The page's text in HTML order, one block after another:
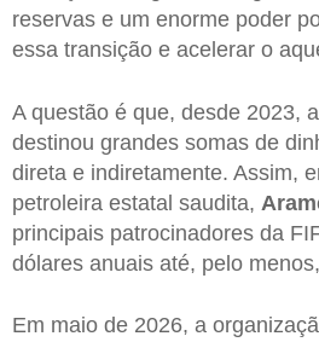
reservas e um enorme poder
essa transição e acelerar o
A questão é que, desde 2023,
destinou grandes somas de
direta e indiretamente. Assim,
petroleira estatal saudita,
principais patrocinadores da
dólares anuais até, pelo
Em maio de 2026, a